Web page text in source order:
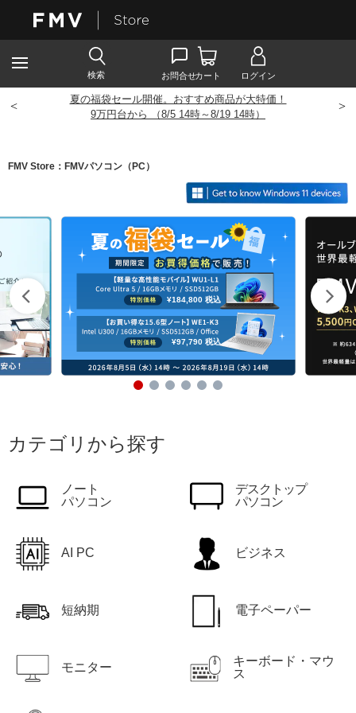
夏の福袋セール開催。おすすめ商品が大特価！
9万円台から （8/5 14時～8/19 14時）
< >
FMV Store：FMVパソコン（PC）
¥184,800 税込
¥97,790 税込
カテゴリから探す
ノート
パソコン
デスクトップ
パソコン
AI PC ビジネス
短納期 電子ペーパー
モニター
キーボード・マウ
ス